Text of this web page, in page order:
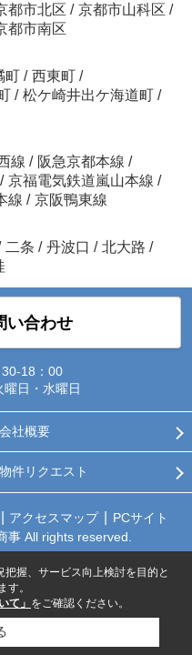
都市北区 / 京都市山科区 /
都市南区
町 / 西東町 /
/ 松ケ崎井出ケ海道町 /
線 / 阪急京都本線 /
/ 京福電気鉄道嵐山本線 /
線 / 京阪鴨東線
二条 / 丹波口 / 北大路 /
い合わせ
18：00
曜日・水曜日
会社概要
物件リクエスト
アクセスマップ
PCサイト
事 All rights reserved.
握、サービス向上検討を目的と
す。
て」 をご確認ください。